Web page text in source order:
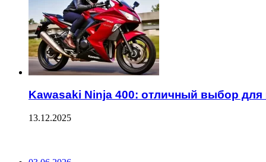
Kawasaki Ninja 400: отличный выбор для
13.12.2025